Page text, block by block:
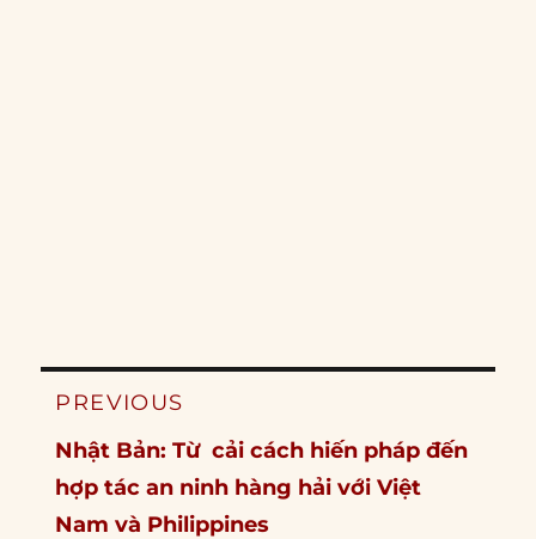
Post
PREVIOUS
Previous
post:
Nhật Bản: Từ cải cách hiến pháp đến
hợp tác an ninh hàng hải với Việt
Nam và Philippines